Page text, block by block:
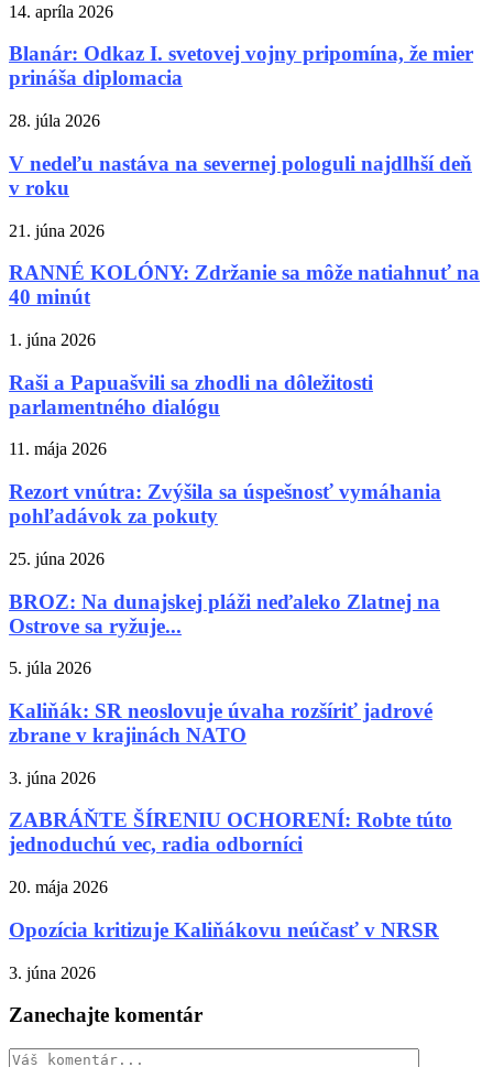
14. apríla 2026
Blanár: Odkaz I. svetovej vojny pripomína, že mier
prináša diplomacia
28. júla 2026
V nedeľu nastáva na severnej pologuli najdlhší deň
v roku
21. júna 2026
RANNÉ KOLÓNY: Zdržanie sa môže natiahnuť na
40 minút
1. júna 2026
Raši a Papuašvili sa zhodli na dôležitosti
parlamentného dialógu
11. mája 2026
Rezort vnútra: Zvýšila sa úspešnosť vymáhania
pohľadávok za pokuty
25. júna 2026
BROZ: Na dunajskej pláži neďaleko Zlatnej na
Ostrove sa ryžuje...
5. júla 2026
Kaliňák: SR neoslovuje úvaha rozšíriť jadrové
zbrane v krajinách NATO
3. júna 2026
ZABRÁŇTE ŠÍRENIU OCHORENÍ: Robte túto
jednoduchú vec, radia odborníci
20. mája 2026
Opozícia kritizuje Kaliňákovu neúčasť v NRSR
3. júna 2026
Zanechajte komentár